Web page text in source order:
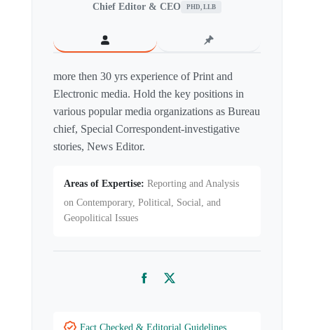
Chief Editor & CEO PHD, LLB
more then 30 yrs experience of Print and
Electronic media. Hold the key positions in
various popular media organizations as Bureau
chief, Special Correspondent-investigative
stories, News Editor.
Areas of Expertise: Reporting and Analysis
on Contemporary, Political, Social, and
Geopolitical Issues
FacebookTwitter
Fact Checked & Editorial Guidelines